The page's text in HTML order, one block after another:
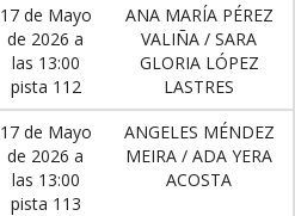
17 de Mayo
de 2026 a
las 13:00
pista 112
ANA MARÍA PÉREZ
VALIÑA / SARA
GLORIA LÓPEZ
LASTRES
17 de Mayo
de 2026 a
las 13:00
pista 113
ANGELES MÉNDEZ
MEIRA / ADA YERA
ACOSTA